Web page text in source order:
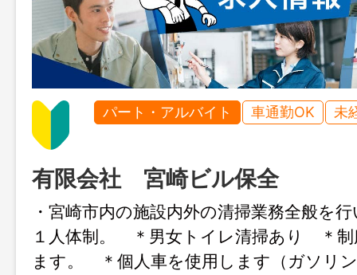
パート・アルバイト 車通勤OK 未
有限会社 宮崎ビル保全
・宮崎市内の施設内外の清掃業務全般
１人体制。 ＊男女トイレ清掃あり ＊制
ます。 ＊個人車を使用します（ガソリ